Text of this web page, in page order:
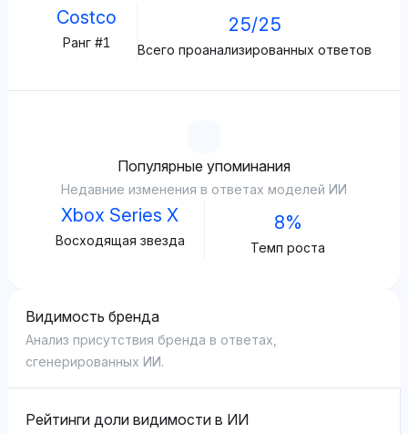
Costco
Ранг #1
25/25
Всего проанализированных ответов
Популярные упоминания
Недавние изменения в ответах моделей ИИ
Xbox Series X
Восходящая звезда
8%
Темп роста
Видимость бренда
Анализ присутствия бренда в ответах,
сгенерированных ИИ.
Рейтинги доли видимости в ИИ